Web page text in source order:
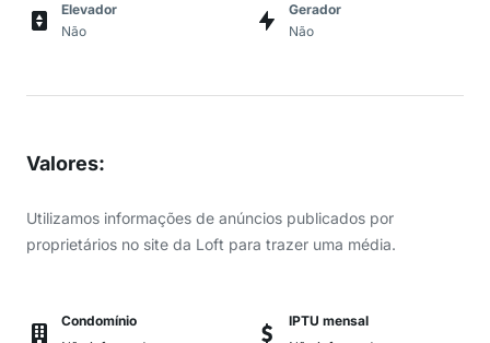
Elevador
Não
Gerador
Não
Valores:
Utilizamos informações de anúncios publicados por
proprietários no site da Loft para trazer uma média.
Condomínio
IPTU mensal